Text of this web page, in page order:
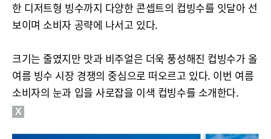
한 디저트형 빙수까지 다양한 콘셉트의 컵빙수를 잇달아 선
보이며 소비자 공략에 나서고 있다.
크기는 줄였지만 맛과 비주얼은 더욱 풍성해진 컵빙수가 올
여름 빙수 시장 경쟁의 중심으로 떠오르고 있다. 이번 여름
소비자의 눈과 입을 사로잡을 이색 컵빙수를 소개한다.
X